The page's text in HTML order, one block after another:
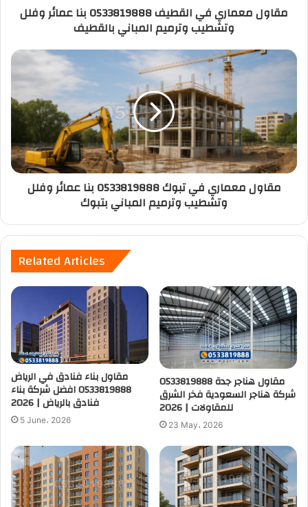
مقاول معماري في القطيف 0533819888 بنا عمائر وفلل
وتشطيب وترميم المباني بالقطيف
مقاول معماري في تبوك 0533819888 بنا عمائر وفلل
وتشطيب وترميم المباني بتبوك
Related Articles
مقاول بناء فنادق في الرياض
0533819888 افضل شركة بناء
فنادق بالرياض | 2026
5 June، 2026
مقاول هناجر جدة 0533819888
شركة هناجر السعودية فخر الشرق
للمقاولات | 2026
23 May، 2026